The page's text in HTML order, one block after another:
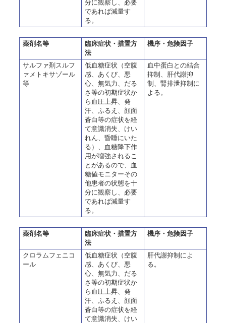
分に観察し、必要
であれば減量す
る。
薬剤名等
臨床症状・措置方
法
機序・危険因子
サルファ剤スルフ
ァメトキサゾール
等
低血糖症状（空腹
感、あくび、悪
心、無気力、だる
さ等の初期症状か
ら血圧上昇、発
汗、ふるえ、顔面
蒼白等の症状を経
て意識消失、けい
れん、昏睡にいた
る）、血糖降下作
用が増強されるこ
とがあるので、血
糖値モニターその
他患者の状態を十
分に観察し、必要
であれば減量す
る。
血中蛋白との結合
抑制、肝代謝抑
制、腎排泄抑制に
よる。
薬剤名等
臨床症状・措置方
法
機序・危険因子
クロラムフェニコ
ール
低血糖症状（空腹
感、あくび、悪
心、無気力、だる
さ等の初期症状か
ら血圧上昇、発
汗、ふるえ、顔面
蒼白等の症状を経
て意識消失、けい
肝代謝抑制によ
る。